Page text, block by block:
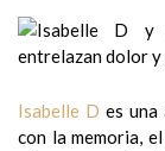
Isabelle D es una
con la memoria,